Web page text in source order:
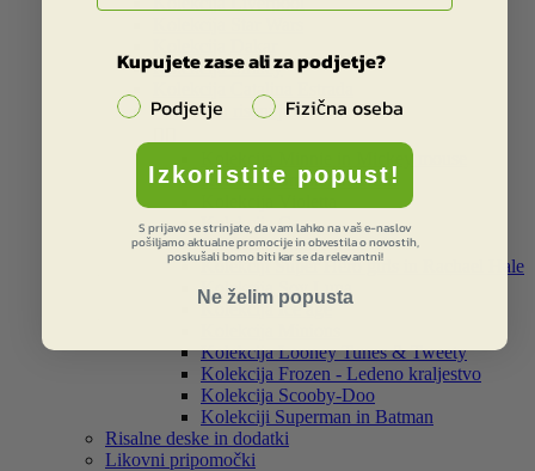
Kolekcija Smiley
Otroški in risani junaki
Kolekcija Minnie in Mickey mouse
Kolekcija Smrkci in Trolls
Kolekcija Cars
Kolekcija Spider-man
Kolekciji Super Hero girls in Rachael Hale
Kolekcija Soy Luna
Kolekcija Ice age
Kolekcija Looney Tunes & Tweety
Kolekcija Frozen - Ledeno kraljestvo
Kolekcija Scooby-Doo
Kolekciji Superman in Batman
Risalne deske in dodatki
Likovni pripomočki
Kupujete zase ali za podjetje?
Podjetje
Fizična oseba
Izkoristite popust!
S prijavo se strinjate, da vam lahko na vaš e-naslov
pošiljamo aktualne promocije in obvestila o novostih,
poskušali bomo biti kar se da relevantni!
Ne želim popusta